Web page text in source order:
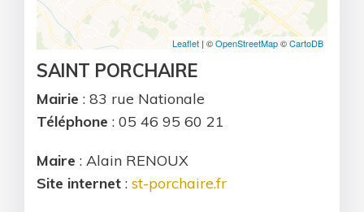
Leaflet | ©OpenStreetMap©CartoDB
SAINT PORCHAIRE
Mairie : 83 rue Nationale
Téléphone : 05 46 95 60 21
Maire : Alain RENOUX
Site internet : st-porchaire.fr